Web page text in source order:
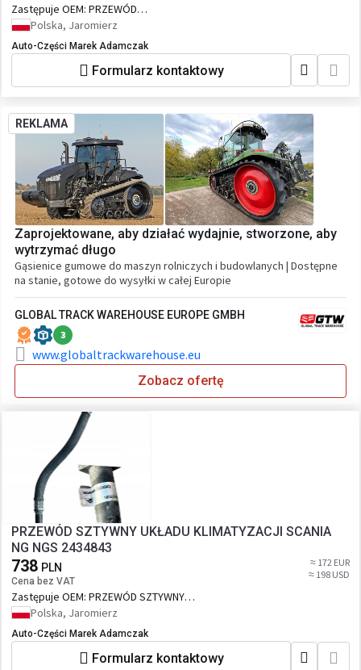
Zastępuje OEM: PRZEWÓD
KLIMATYZACJI SCANIA S R NGS NG
Polska, Jaromierz
Auto-Części Marek Adamczak
Formularz kontaktowy
REKLAMA
Zaprojektowane, aby działać wydajnie, stworzone, aby
wytrzymać długo
Gąsienice gumowe do maszyn rolniczych i budowlanych | Dostępne
na stanie, gotowe do wysyłki w całej Europie
GLOBAL TRACK WAREHOUSE EUROPE GMBH
3
www.globaltrackwarehouse.eu
Zobacz ofertę
PRZEWÓD SZTYWNY UKŁADU KLIMATYZACJI SCANIA
NG NGS 2434843
738 PLN
Cena bez VAT
≈ 172 EUR
≈ 198 USD
Zastępuje OEM: PRZEWÓD SZTYWNY
UKŁADU KLIMATYZACJI SCANIA NG NGS
Polska, Jaromierz
Auto-Części Marek Adamczak
Formularz kontaktowy